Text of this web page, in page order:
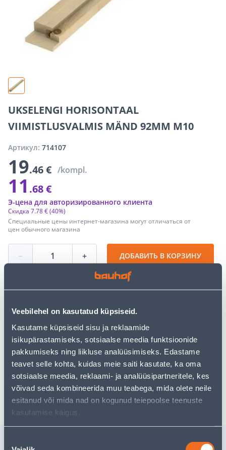
Veebilehel on kasutatud küpsiseid.
Kasutame küpsiseid sisu ja reklaamide
isikupärastamiseks, sotsiaalse meedia funktsioonide
pakkumiseks ning liikluse analüüsimiseks. Edastame
teavet selle kohta, kuidas meie saiti kasutate, ka oma
sotsiaalse meedia, reklaami- ja analüüsipartneritele, kes
võivad seda kombineerida muu teabega, mida olete neile
esitanud või mida nad on kogunud teiepoolse teenuste
kasutamise käigus.
UKSELENGI HORISONTAAL
VIIMISTLUSVALMIS MÄND 92MM M10
Артикул: 714107
19.46 € /kompl.
11 .68 €
Специальные цены интернет-магазина могут отличаться от
цен обычного магазина
Скидка 7.78 €(40%)
Э-цена для авторизированного клиента
− + ДОБАВИТЬ В КОРЗИНУ
Посмотреть наличие
Предполагаемая доставка 4,19 € от 2-5 tööpäeva
Забрать в магазине, с 09.08.2026
Ожидаемая доставка домой от 16,90 € с 2-5 tööpäeva